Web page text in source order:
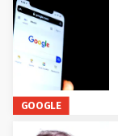
GOOGLE